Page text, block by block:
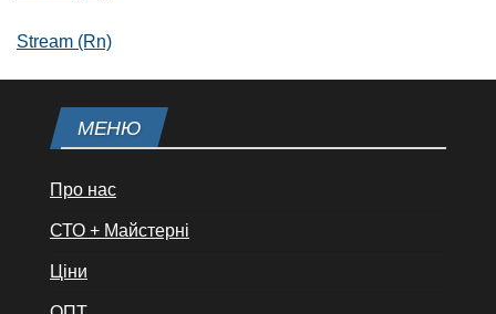
Stream (Rn)
МЕНЮ
Про нас
СТО + Майстерні
Ціни